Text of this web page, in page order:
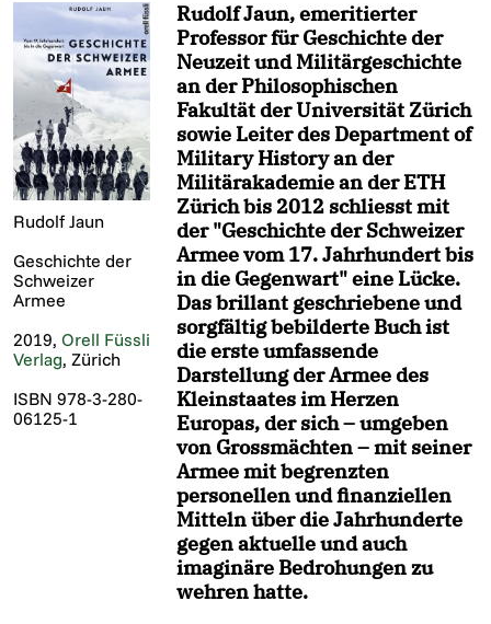
Rudolf Jaun
Geschichte der
Schweizer
Armee
2019, Orell Füssli
Verlag, Zürich
ISBN 978-3-280-
06125-1
Rudolf Jaun, emeritierter
Professor für Geschichte der
Neuzeit und Militärgeschichte
an der Philosophischen
Fakultät der Universität Zürich
sowie Leiter des Department of
Military History an der
Militärakademie an der ETH
Zürich bis 2012 schliesst mit
der "Geschichte der Schweizer
Armee vom 17. Jahrhundert bis
in die Gegenwart" eine Lücke.
Das brillant geschriebene und
sorgfältig bebilderte Buch ist
die erste umfassende
Darstellung der Armee des
Kleinstaates im Herzen
Europas, der sich – umgeben
von Grossmächten – mit seiner
Armee mit begrenzten
personellen und finanziellen
Mitteln über die Jahrhunderte
gegen aktuelle und auch
imaginäre Bedrohungen zu
wehren hatte.